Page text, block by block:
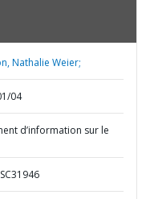
Nathalie Weier;
04
d’information sur le